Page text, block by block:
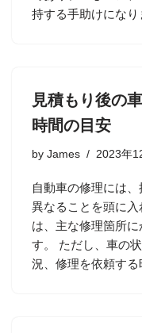
持する手助けにな
見積もり後の
時間の目安
by James 2023年
自動車の修理には
異なることを頭に
は、主な修理箇所
す。 ただし、車の
況、修理を依頼す